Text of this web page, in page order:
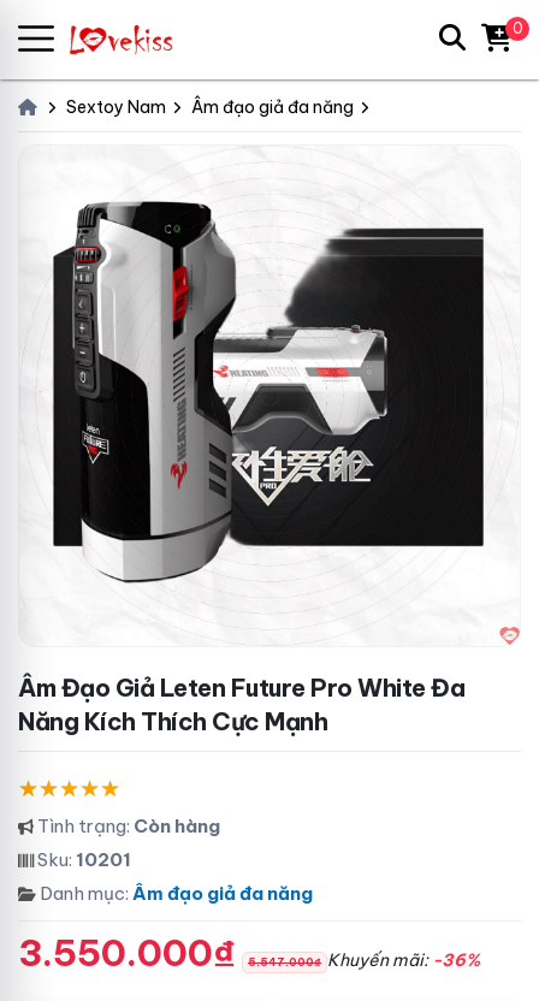
Sextoy Nam Âm đạo giả đa năng
Âm Đạo Giả Leten Future Pro White Đa
Năng Kích Thích Cực Mạnh
Tình trạng: Còn hàng
Sku: 10201
Danh mục: Âm đạo giả đa năng
3.550.000₫ 5.547.000₫ Khuyến mãi: -36%
0